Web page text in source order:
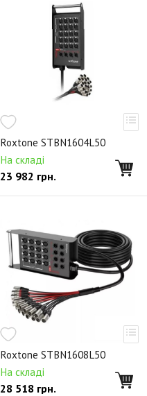
Roxtone STBN1604L50
На складі
23 982 грн.
Roxtone STBN1608L50
На складі
28 518 грн.